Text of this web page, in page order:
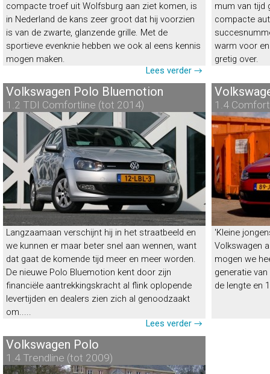
compacte troef uit Wolfsburg aan ziet komen, is
in Nederland de kans zeer groot dat hij voorzien
is van de zwarte, glanzende grille. Met de
sportieve evenknie hebben we ook al eens kennis
mogen maken.
Lees verder →
mum van tijd
compacte
warm voor
gretig over.
Volkswagen Polo Bluemotion
1.2 TDI Comfortline (tot 2014)
Langzaamaan verschijnt hij in het straatbeeld en
we kunnen er maar beter snel aan wennen, want
dat gaat de komende tijd meer en meer worden.
De nieuwe Polo Bluemotion kent door zijn
financiële aantrekkingskracht al flink oplopende
levertijden en dealers zien zich al genoodzaakt
om.....
Lees verder →
1.4
Volkswagen Polo
“Volwassen”
Energielabel | 22% bijtelling
'Kleine
Volkswagen
mogen we
generatie
de lengte en
EnergielabelD
Volkswagen Polo
1.4 Trendline (tot 2009)